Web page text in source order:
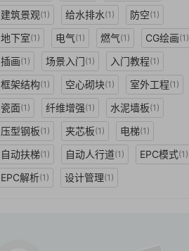
建筑景观(1) 给水排水(1) 防空(1)
地下室(1) 电气(1) 燃气(1) CG绘画(1)
插画(1) 场景入门(1) 入门教程(1)
框架结构(1) 空心砌块(1) 室外工程(1)
瓷面(1) 纤维增强(1) 水泥墙板(1)
压型钢板(1) 夹芯板(1) 电梯(1)
自动扶梯(1) 自动人行道(1) EPC模式(1)
EPC解析(1) 设计管理(1)